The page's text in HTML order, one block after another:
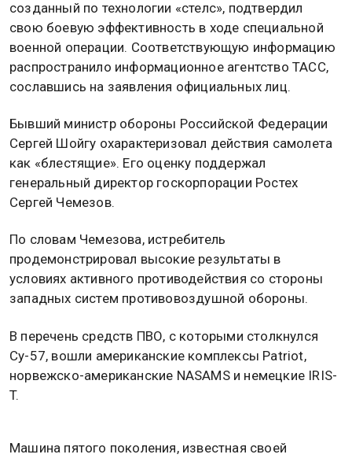
созданный по технологии «стелс», подтвердил
свою боевую эффективность в ходе специальной
военной операции. Соответствующую информацию
распространило информационное агентство ТАСС,
сославшись на заявления официальных лиц.
Бывший министр обороны Российской Федерации
Сергей Шойгу охарактеризовал действия самолета
как «блестящие». Его оценку поддержал
генеральный директор госкорпорации Ростех
Сергей Чемезов.
По словам Чемезова, истребитель
продемонстрировал высокие результаты в
условиях активного противодействия со стороны
западных систем противовоздушной обороны.
В перечень средств ПВО, с которыми столкнулся
Су-57, вошли американские комплексы Patriot,
норвежско-американские NASAMS и немецкие IRIS-
T.
Машина пятого поколения, известная своей